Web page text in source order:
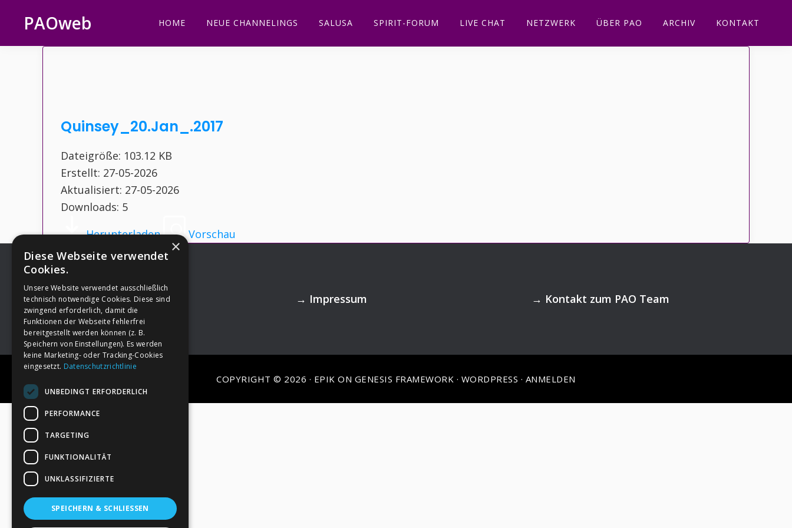
Hauptnavigation
springen
Inhalt
springen
Seitenspalte
springen
Fußzeile
springen
PAOweb HOME NEUE CHANNELINGS SALUSA SPIRIT-FORUM LIVE CHAT NETZWERK ÜBER PAO ARCHIV KONTAKT
Quinsey_20.Jan_.2017
Dateigröße: 103.12 KB
Erstellt: 27-05-2026
Aktualisiert: 27-05-2026
Downloads: 5
Herunterladen
Vorschau
Footer →Deine Spende → Impressum → Kontakt zum PAO Team
COPYRIGHT © 2026 · EPIK ON GENESIS FRAMEWORK · WORDPRESS · ANMELDEN
×
Diese Webseite verwendet
Cookies.
Unsere Website verwendet ausschließlich
technisch notwendige Cookies. Diese sind
zwingend erforderlich, damit die
Funktionen der Webseite fehlerfrei
bereitgestellt werden können (z. B.
Speichern von Einstellungen). Es werden
keine Marketing- oder Tracking-Cookies
eingesetzt. Datenschutzrichtlinie
UNBEDINGT ERFORDERLICH
PERFORMANCE
TARGETING
FUNKTIONALITÄT
UNKLASSIFIZIERTE
SPEICHERN & SCHLIESSEN